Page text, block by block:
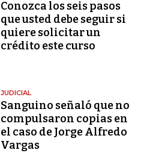
Conozca los seis pasos
que usted debe seguir si
quiere solicitar un
crédito este curso
JUDICIAL
Sanguino señaló que no
compulsaron copias en
el caso de Jorge Alfredo
Vargas